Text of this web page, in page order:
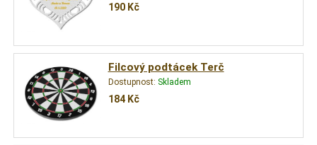
190 Kč
Filcový podtácek Terč
Dostupnost: Skladem
184 Kč